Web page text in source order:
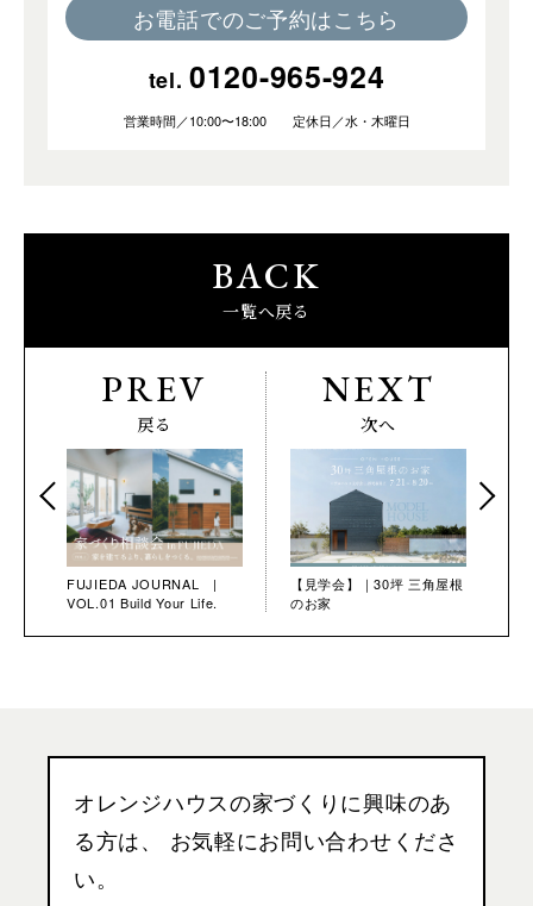
お電話でのご予約はこちら
tel.0120-965-924
営業時間／10:00〜18:00 定休日／水・木曜日
PREV
戻る
FUJIEDA JOURNAL |
VOL.01 Build Your Life.
BACK
一覧へ戻る
【見学会】｜30坪 三角屋根
のお家
NEXT
次へ
オレンジハウスの家づくりに興味のあ
る方は、
お気軽にお問い合わせくださ
い。